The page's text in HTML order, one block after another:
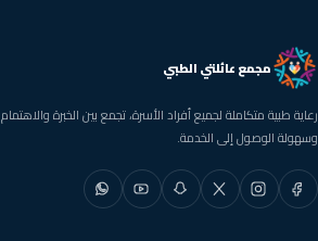
مجمع عائلتي الطبي
رعاية طبية متكاملة لجميع أفراد الأسرة، تجمع بين الخبرة والاهتمام
وسهولة الوصول إلى الخدمة.
فيسبوك إنستغرام إكس سناب شاتيوتيوب
واتساب